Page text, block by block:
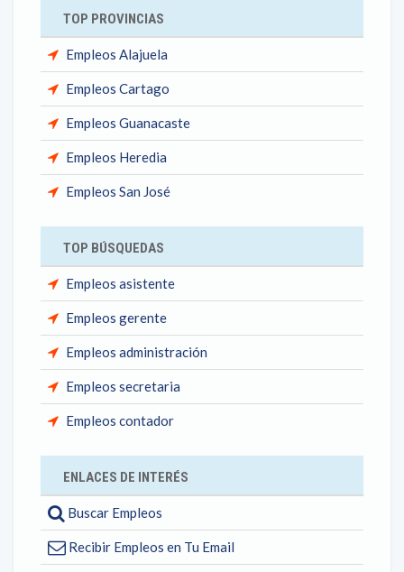
TOP PROVINCIAS
Empleos Alajuela
Empleos Cartago
Empleos Guanacaste
Empleos Heredia
Empleos San José
TOP BÚSQUEDAS
Empleos asistente
Empleos gerente
Empleos administración
Empleos secretaria
Empleos contador
ENLACES DE INTERÉS
Buscar Empleos
Recibir Empleos en Tu Email